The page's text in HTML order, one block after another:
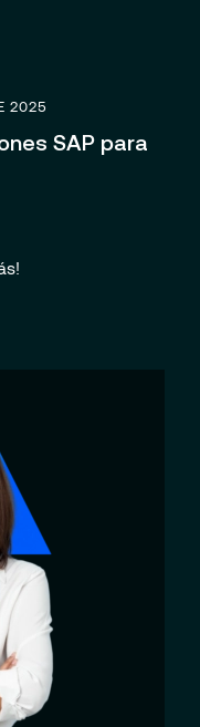
2025
SAP para